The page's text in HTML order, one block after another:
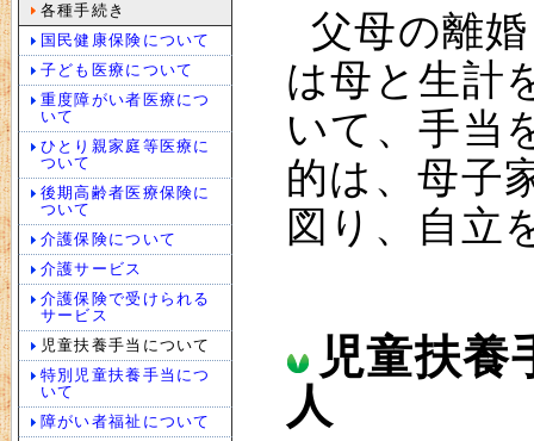
父母の離
は母と生計
いて、手当
的は、母子
図り、自立
児童扶養
人
各種手続き
国民健康保険について
子ども医療について
重度障がい者医療につ
いて
ひとり親家庭等医療に
ついて
後期高齢者医療保険に
ついて
介護保険について
介護サービス
介護保険で受けられる
サービス
児童扶養手当について
特別児童扶養手当につ
いて
障がい者福祉について